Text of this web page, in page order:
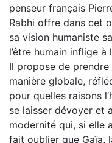
penseur français
Rabhi offre dans cet
sa vision humaniste
l’être humain inflige à
Il propose de prendre
manière globale,
pour quelles raisons
se laisser dévoyer et
modernité qui, si elle
fait oublier que Gaïa,